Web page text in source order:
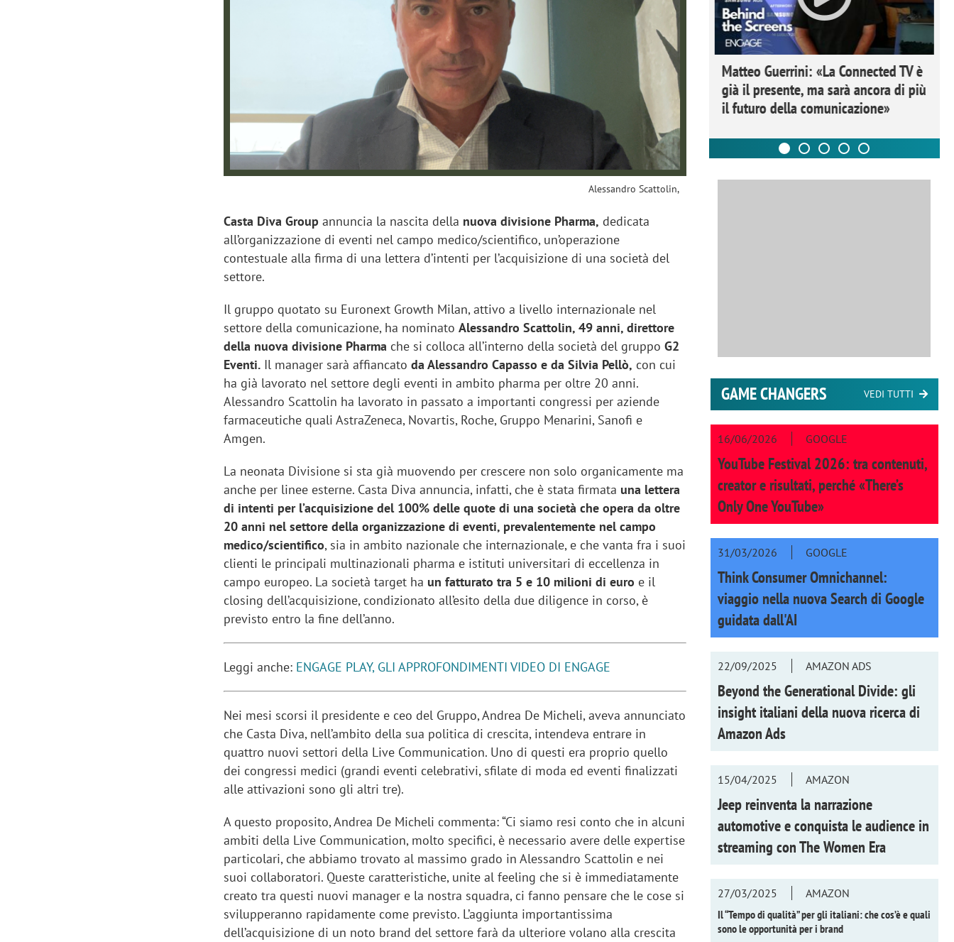
Alessandro Scattolin,
Casta Diva Group annuncia la nascita della nuova divisione Pharma, dedicata
all’organizzazione di eventi nel campo medico/scientifico, un’operazione
contestuale alla firma di una lettera d’intenti per l’acquisizione di una società del
settore.
Il gruppo quotato su Euronext Growth Milan, attivo a livello internazionale nel
settore della comunicazione, ha nominatoAlessandro Scattolin, 49 anni, direttore
della nuova divisione Pharma che si colloca all’interno della società del gruppoG2
Eventi. Il manager sarà affiancato da Alessandro Capasso e da Silvia Pellò, con cui
ha già lavorato nel settore degli eventi in ambito pharma per oltre 20 anni.
Alessandro Scattolin ha lavorato in passato a importanti congressi per aziende
farmaceutiche quali AstraZeneca, Novartis, Roche, Gruppo Menarini, Sanofi e
Amgen.
La neonata Divisione si sta già muovendo per crescere non solo organicamente ma
anche per linee esterne. Casta Diva annuncia, infatti, che è stata firmata una lettera
di intenti per l’acquisizione del 100% delle quote di una società che opera da oltre
20 anni nel settore della organizzazione di eventi, prevalentemente nel campo
medico/scientifico, sia in ambito nazionale che internazionale, e che vanta fra i suoi
clienti le principali multinazionali pharma e istituti universitari di eccellenza in
campo europeo. La società target ha un fatturato tra 5 e 10 milioni di euro e il
closing dell’acquisizione, condizionato all’esito della due diligence in corso, è
previsto entro la fine dell’anno.
Leggi anche: ENGAGE PLAY, GLI APPROFONDIMENTI VIDEO DI ENGAGE
Nei mesi scorsi il presidente e ceo del Gruppo, Andrea De Micheli, aveva annunciato
che Casta Diva, nell’ambito della sua politica di crescita, intendeva entrare in
quattro nuovi settori della Live Communication. Uno di questi era proprio quello
dei congressi medici (grandi eventi celebrativi, sfilate di moda ed eventi finalizzati
alle attivazioni sono gli altri tre).
A questo proposito, Andrea De Micheli commenta: “Ci siamo resi conto che in alcuni
ambiti della Live Communication, molto specifici, è necessario avere delle expertise
particolari, che abbiamo trovato al massimo grado in Alessandro Scattolin e nei
suoi collaboratori. Queste caratteristiche, unite al feeling che si è immediatamente
creato tra questi nuovi manager e la nostra squadra, ci fanno pensare che le cose si
svilupperanno rapidamente come previsto. L’aggiunta importantissima
dell’acquisizione di un noto brand del settore farà da ulteriore volano alla crescita
Matteo Guerrini: «La Connected TV è
già il presente, ma sarà ancora di più
il futuro della comunicazione»
GAME CHANGERS VEDI TUTTI
16/06/2026 GOOGLE
YouTube Festival 2026: tra contenuti,
creator e risultati, perché «There’s
Only One YouTube»
31/03/2026 GOOGLE
Think Consumer Omnichannel:
viaggio nella nuova Search di Google
guidata dall'AI
22/09/2025 AMAZON ADS
Beyond the Generational Divide: gli
insight italiani della nuova ricerca di
Amazon Ads
15/04/2025 AMAZON
Jeep reinventa la narrazione
automotive e conquista le audience in
streaming conThe Women Era
27/03/2025
AMAZON
Il “Tempo di qualità” per gli italiani: che cos’è e quali
sono le opportunità per i brand